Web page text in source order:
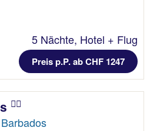
5 Nächte, Hotel + Flug
Preis p.P. ab CHF 1247